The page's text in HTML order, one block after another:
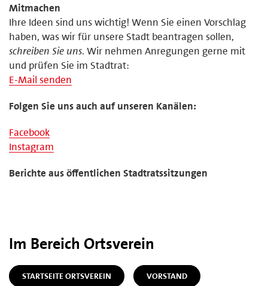
Mitmachen
Ihre Ideen sind uns wichtig! Wenn Sie einen Vorschlag
haben, was wir für unsere Stadt beantragen sollen,
schreiben Sie uns. Wir nehmen Anregungen gerne mit
und prüfen Sie im Stadtrat:
E-Mail senden
Folgen Sie uns auch auf unseren Kanälen:
Facebook
Instagram
Berichte aus öffentlichen Stadtratssitzungen
Im Bereich Ortsverein
STARTSEITE ORTSVEREIN VORSTAND